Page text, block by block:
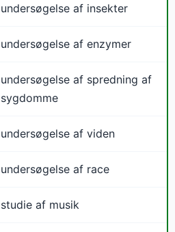
undersøgelse af insekter
undersøgelse af enzymer
undersøgelse af spredning af
sygdomme
undersøgelse af viden
undersøgelse af race
studie af musik